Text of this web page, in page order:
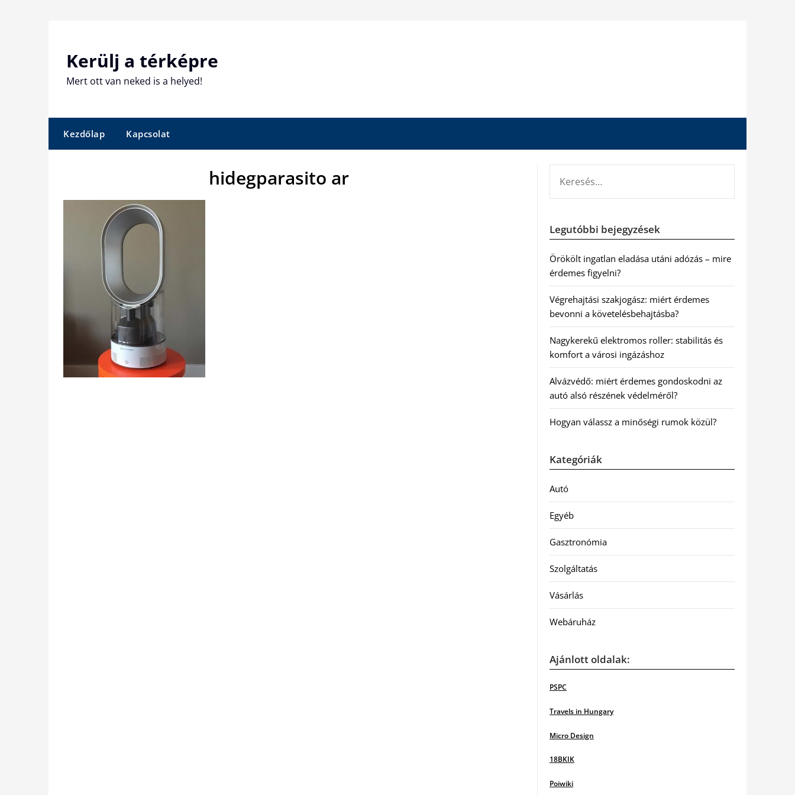
Kerülj a térképre
Mert ott van neked is a helyed!
Kezdőlap Kapcsolat
hidegparasito ar
Legutóbbi bejegyzések
Örökölt ingatlan eladása utáni adózás – mire
érdemes figyelni?
Végrehajtási szakjogász: miért érdemes
bevonni a követelésbehajtásba?
Nagykerekű elektromos roller: stabilitás és
komfort a városi ingázáshoz
Alvázvédő: miért érdemes gondoskodni az
autó alsó részének védelméről?
Hogyan válassz a minőségi rumok közül?
Kategóriák
Autó
Egyéb
Gasztronómia
Szolgáltatás
Vásárlás
Webáruház
Ajánlott oldalak:
PSPC
Travels in Hungary
Micro Design
18BKIK
Poiwiki